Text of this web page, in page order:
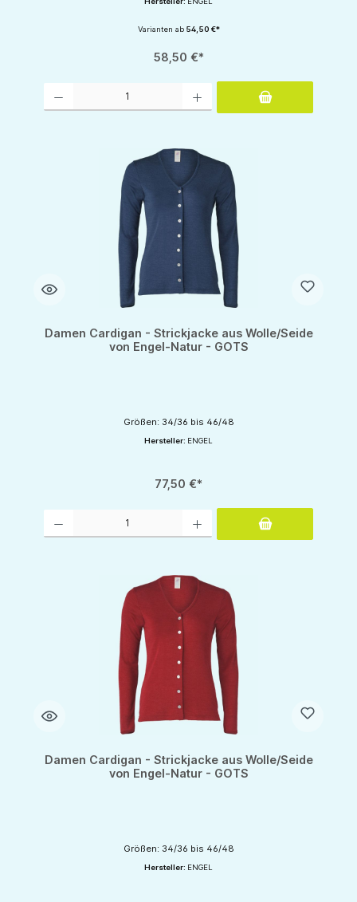
Varianten ab54,50 €*
58,50 €*
Damen Cardigan - Strickjacke aus Wolle/Seide
von Engel-Natur - GOTS
Größen: 34/36 bis 46/48
Hersteller: ENGEL
77,50 €*
Damen Cardigan - Strickjacke aus Wolle/Seide
von Engel-Natur - GOTS
Größen: 34/36 bis 46/48
Hersteller: ENGEL